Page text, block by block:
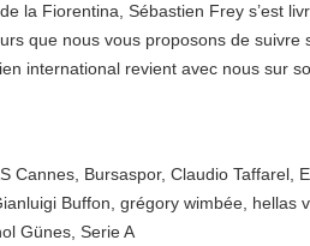
la Fiorentina, Sébastien Frey s’est
que nous vous proposons de
international revient avec nous sur
Cannes Bursaspor, Claudio Taffarel
Buffon grégory wimbée hellas
Günes Serie A